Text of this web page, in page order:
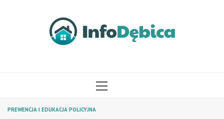
MENU
PREWENCJA I EDUKACJA POLICYJNA